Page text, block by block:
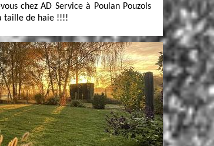
chez AD Service à Poulan Pouzols
taille de haie !!!!